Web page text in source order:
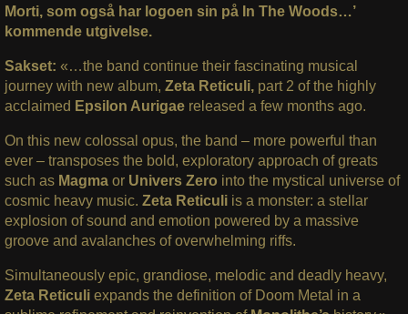
Morti, som også har logoen sin på In The Woods…’
kommende utgivelse.
Sakset: «…the band continue their fascinating musical
journey with new album, Zeta Reticuli,part 2 of the highly
acclaimed Epsilon Aurigaereleased a few months ago.
On this new colossal opus, the band – more powerful than
ever – transposes the bold, exploratory approach of greats
such as Magma orUnivers Zero into the mystical universe of
cosmic heavy music. Zeta Reticuli is a monster: a stellar
explosion of sound and emotion powered by a massive
groove and avalanches of overwhelming riffs.
Simultaneously epic, grandiose, melodic and deadly heavy,
Zeta Reticuli expands the definition of Doom Metal in a